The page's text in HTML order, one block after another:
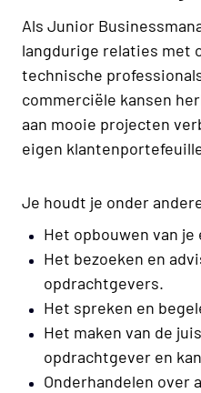
Als Junior
langdurige relaties met
technische
commerciële kansen
aan mooie projecten
eigen
Je houdt je onder
Het opbouwen van
Het bezoeken en
opdrachtgevers.
Het spreken en
Het maken van de
opdrachtgever en
Onderhandelen over